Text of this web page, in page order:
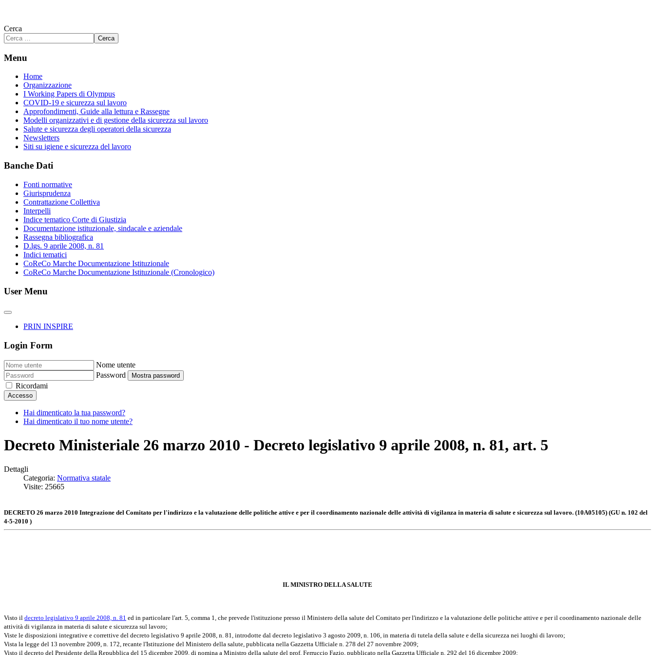
Cerca
Cerca
Menu
Home
Organizzazione
I Working Papers di Olympus
COVID-19 e sicurezza sul lavoro
Approfondimenti, Guide alla lettura e Rassegne
Modelli organizzativi e di gestione della sicurezza sul lavoro
Salute e sicurezza degli operatori della sicurezza
Newsletters
Siti su igiene e sicurezza del lavoro
Banche Dati
Fonti normative
Giurisprudenza
Contrattazione Collettiva
Interpelli
Indice tematico Corte di Giustizia
Documentazione istituzionale, sindacale e aziendale
Rassegna bibliografica
D.lgs. 9 aprile 2008, n. 81
Indici tematici
CoReCo Marche Documentazione Istituzionale
CoReCo Marche Documentazione Istituzionale (Cronologico)
User Menu
PRIN INSPIRE
Login Form
Nome utente
Password
Mostra password
Ricordami
Accesso
Hai dimenticato la tua password?
Hai dimenticato il tuo nome utente?
Decreto Ministeriale 26 marzo 2010 - Decreto legislativo 9 aprile 2008, n. 81, art. 5
Dettagli
Categoria: Normativa statale
Visite: 25665
DECRETO 26 marzo 2010 Integrazione del Comitato per l'indirizzo e la valutazione delle politiche attive e per il coordinamento nazionale delle attività di vigilanza in materia di salute e sicurezza sul lavoro. (10A05105) (GU n. 102 del
4-5-2010 )
IL MINISTRO DELLA SALUTE
Visto il decreto legislativo 9 aprile 2008, n. 81 ed in particolare l'art. 5, comma 1, che prevede l'istituzione presso il Ministero della salute del Comitato per l'indirizzo e la valutazione delle politiche attive e per il coordinamento nazionale delle
attività di vigilanza in materia di salute e sicurezza sul lavoro;
Viste le disposizioni integrative e correttive del decreto legislativo 9 aprile 2008, n. 81, introdotte dal decreto legislativo 3 agosto 2009, n. 106, in materia di tutela della salute e della sicurezza nei luoghi di lavoro;
Vista la legge del 13 novembre 2009, n. 172, recante l'Istituzione del Ministero della salute, pubblicata nella Gazzetta Ufficiale n. 278 del 27 novembre 2009;
Visto il decreto del Presidente della Repubblica del 15 dicembre 2009, di nomina a Ministro della salute del prof. Ferruccio Fazio, pubblicato nella Gazzetta Ufficiale n. 292 del 16 dicembre 2009;